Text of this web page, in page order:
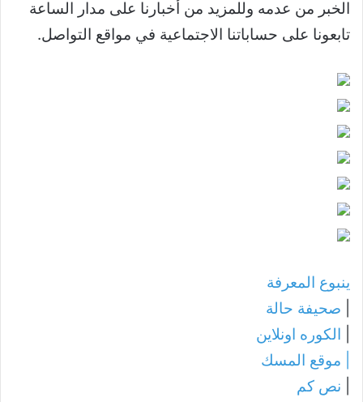
الخبر من عدمه وللمزيد من أخبارنا على مدار الساعة
تابعونا على حساباتنا الاجتماعية في مواقع التواصل.
ينبوع المعرفة
صحيفة حالة
الكوره اونلاين
موقع المسك
نص كم